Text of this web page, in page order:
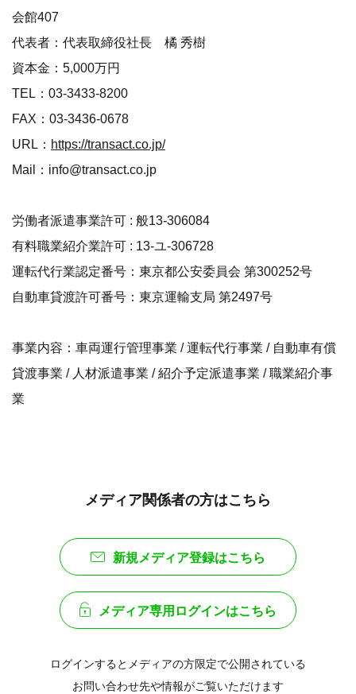
会館407
代表者：代表取締役社長 橘 秀樹
資本金：5,000万円
TEL：03-3433-8200
FAX：03-3436-0678
URL： https://transact.co.jp/
Mail：info@transact.co.jp
労働者派遣事業許可 : 般13-306084
有料職業紹介業許可 : 13-ユ-306728
運転代行業認定番号：東京都公安委員会 第300252号
自動車貸渡許可番号：東京運輸支局 第2497号
事業内容：車両運行管理事業 / 運転代行事業 / 自動車有償
貸渡事業 / 人材派遣事業 / 紹介予定派遣事業 / 職業紹介事
業
メディア関係者の方はこちら
新規メディア登録はこちら
メディア専用ログインはこちら
ログインするとメディアの方限定で公開されている
お問い合わせ先や情報がご覧いただけます